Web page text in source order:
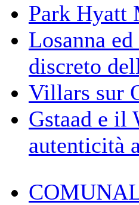
Park Hyatt
Losanna
discreto
Villars sur
Gstaad e il
autenticità